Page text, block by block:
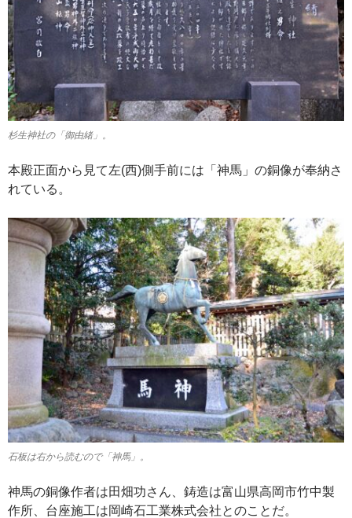
杉生神社の「御由緒」。
本殿正面から見て左(西)側手前には「神馬」の銅像が奉納さ
れている。
石板は右から読むので「神馬」。
神馬の銅像作者は田畑功さん、鋳造は富山県高岡市竹中製
作所、台座施工は岡崎石工業株式会社とのことだ。